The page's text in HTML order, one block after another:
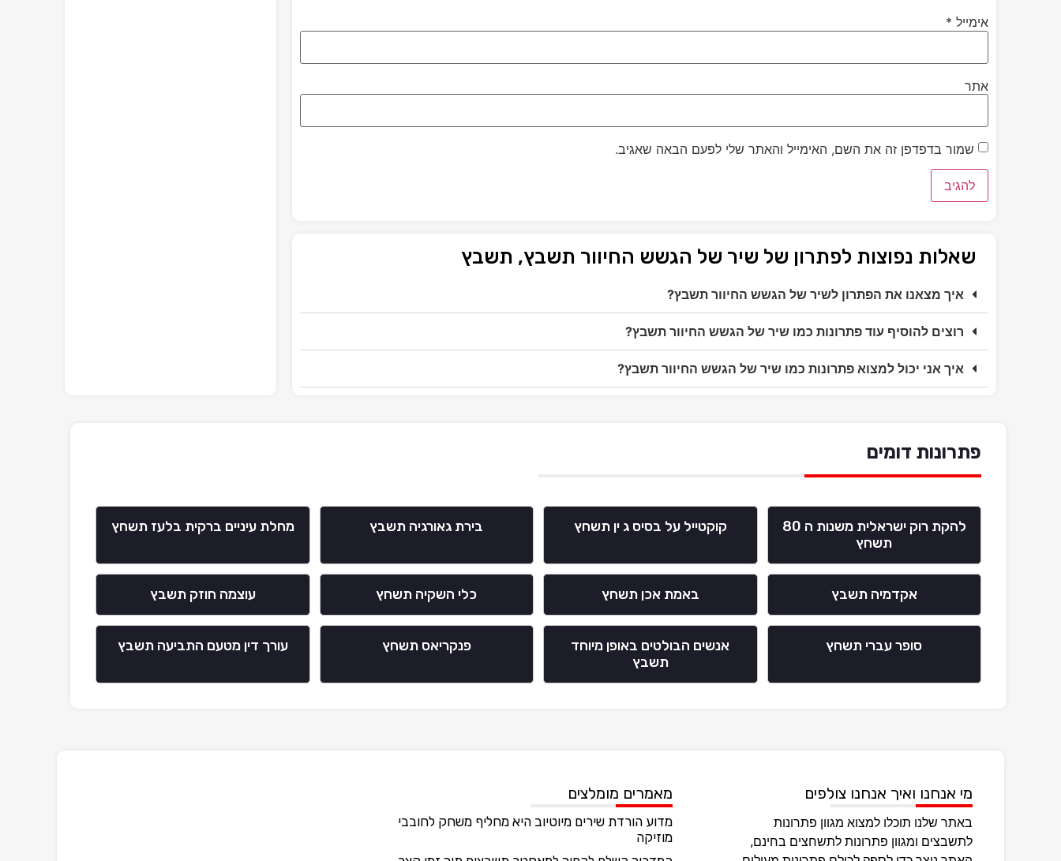
אימייל *
אתר
שמור בדפדפן זה את השם, האימייל והאתר שלי לפעם הבאה שאגיב.
שאלות נפוצות לפתרון של שיר של הגשש החיוור תשבץ, תשבץ
איך מצאנו את הפתרון לשיר של הגשש החיוור תשבץ?
רוצים להוסיף עוד פתרונות כמו שיר של הגשש החיוור תשבץ?
איך אני יכול למצוא פתרונות כמו שיר של הגשש החיוור תשבץ?
פתרונות דומים
להקת רוק ישראלית משנות ה 80
תשחץ
קוקטייל על בסיס ג ין תשחץ בירת גאורגיה תשבץ מחלת עיניים ברקית בלעז תשחץ
אקדמיה תשבץ באמת אכן תשחץ כלי השקיה תשחץ עוצמה חוזק תשבץ
סופר עברי תשחץ
אנשים הבולטים באופן מיוחד
תשבץ
פנקריאס תשחץ עורך דין מטעם התביעה תשבץ
מי אנחנו ואיך אנחנו צולפים
באתר שלנו תוכלו למצוא מגוון פתרונות
לתשבצים ומגוון פתרונות לתשחצים בחינם,
מאמרים מומלצים
מדוע הורדת שירים מיוטיוב היא מחליף משחק לחובבי
מוזיקה